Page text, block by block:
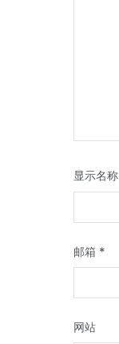
显示名称
邮箱 *
网站